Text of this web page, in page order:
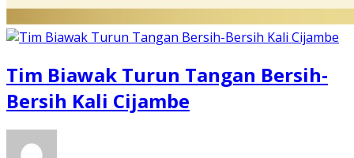
Tim Biawak Turun Tangan Bersih-
Bersih Kali Cijambe